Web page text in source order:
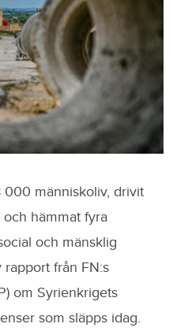
000 människoliv, drivit
hämmat fyra
och mänsklig
från FN:s
om Syrienkrigets
som släpps idag.